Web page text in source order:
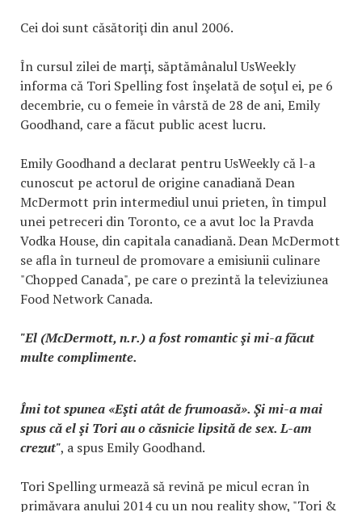
Cei doi sunt căsătoriţi din anul 2006.
În cursul zilei de marţi, săptămânalul UsWeekly
informa că Tori Spelling fost înşelată de soţul ei, pe 6
decembrie, cu o femeie în vârstă de 28 de ani, Emily
Goodhand, care a făcut public acest lucru.
Emily Goodhand a declarat pentru UsWeekly că l-a
cunoscut pe actorul de origine canadiană Dean
McDermott prin intermediul unui prieten, în timpul
unei petreceri din Toronto, ce a avut loc la Pravda
Vodka House, din capitala canadiană. Dean McDermott
se afla în turneul de promovare a emisiunii culinare
"Chopped Canada", pe care o prezintă la televiziunea
Food Network Canada.
"El (McDermott, n.r.) a fost romantic şi mi-a făcut
multe complimente.
Îmi tot spunea «Eşti atât de frumoasă». Şi mi-a mai
spus că el şi Tori au o căsnicie lipsită de sex. L-am
crezut", a spus Emily Goodhand.
Tori Spelling urmează să revină pe micul ecran în
primăvara anului 2014 cu un nou reality show, "Tori &